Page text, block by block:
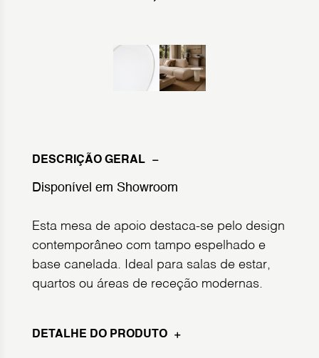
DESCRIÇÃO GERAL
Disponível em Showroom
Esta mesa de apoio destaca-se pelo design
contemporâneo com tampo espelhado e
base canelada. Ideal para salas de estar,
quartos ou áreas de receção modernas.
DETALHE DO PRODUTO